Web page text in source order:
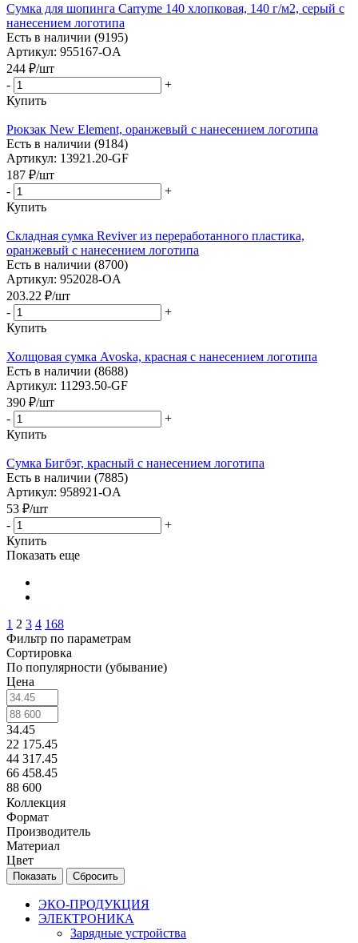
Сумка для шопинга Carryme 140 хлопковая, 140 г/м2, серый с
нанесением логотипа
Есть в наличии (9195)
Артикул: 955167-OA
244 ₽/шт
-
+
Купить
Рюкзак New Element, оранжевый с нанесением логотипа
Есть в наличии (9184)
Артикул: 13921.20-GF
187 ₽/шт
-
+
Купить
Складная сумка Reviver из переработанного пластика,
оранжевый с нанесением логотипа
Есть в наличии (8700)
Артикул: 952028-OA
203.22 ₽/шт
-
+
Купить
Холщовая сумка Avoska, красная с нанесением логотипа
Есть в наличии (8688)
Артикул: 11293.50-GF
390 ₽/шт
-
+
Купить
Сумка Бигбэг, красный с нанесением логотипа
Есть в наличии (7885)
Артикул: 958921-OA
53 ₽/шт
-
+
Купить
Показать еще
1 2 3 4 168
Фильтр по параметрам
Сортировка
По популярности (убывание)
Цена
34.45
22 175.45
44 317.45
66 458.45
88 600
Коллекция
Формат
Производитель
Материал
Цвет
Сбросить
ЭКО-ПРОДУКЦИЯ
ЭЛЕКТРОНИКА
Зарядные устройства